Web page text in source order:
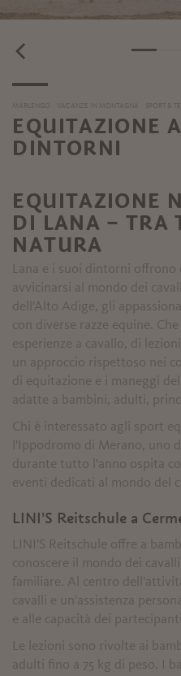
MARLENGO VACANZE IN MONTAGNA SPORT &
EQUITAZIONE
DINTORNI
EQUITAZIONE
DI LANA – TRA
NATURA
Lana e i suoi dintorni
avvicinarsi al mondo dei
dell'Alto Adige, gli
con diverse razze equine.
esperienze a cavallo, di
un approccio rispettoso nei
di equitazione e i maneggi
adatte a bambini, adulti,
Chi è interessato agli sport
l'Ippodromo di Merano, uno
durante tutto l'anno ospita
eventi dedicati al mondo del
LINI'S Reitschule a
LINI'S Reitschule offre a
conoscere il mondo dei
familiare. Al centro
cavalli e un'assistenza
e alle capacità dei partecipanti.
Le lezioni sono rivolte ai
adulti fino a 75 kg di peso. I